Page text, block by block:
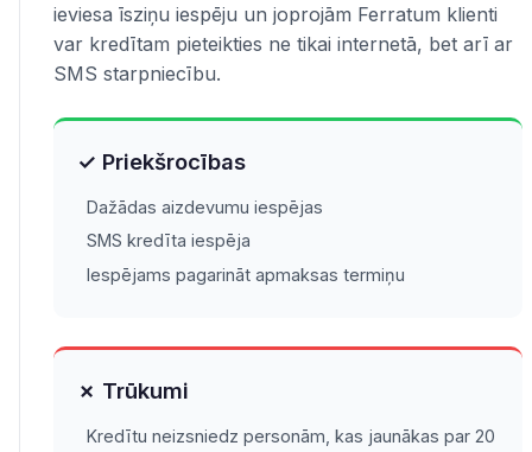
ieviesa īsziņu iespēju un joprojām Ferratum klienti
var kredītam pieteikties ne tikai internetā, bet arī ar
SMS starpniecību.
✓ Priekšrocības
Dažādas aizdevumu iespējas
SMS kredīta iespēja
Iespējams pagarināt apmaksas termiņu
✗ Trūkumi
Kredītu neizsniedz personām, kas jaunākas par 20